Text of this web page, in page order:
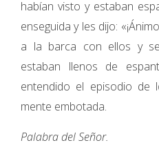
habían visto y estaban
enseguida y les dijo:
a la barca con ellos y
estaban llenos de
entendido el episodio de
mente embotada.
Palabra del Señor.